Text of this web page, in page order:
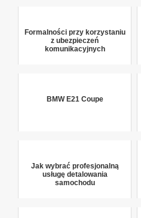
Formalności przy korzystaniu
z ubezpieczeń
komunikacyjnych
BMW E21 Coupe
Jak wybrać profesjonalną
usługę detalowania
samochodu